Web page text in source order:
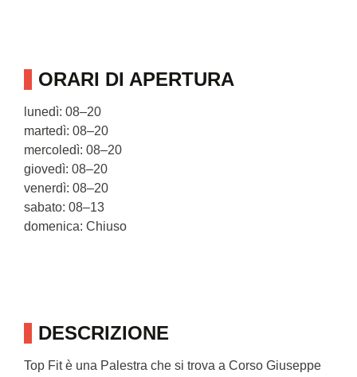
DESCRIZIONE
Top Fit è una Palestra che si trova a Corso Giuseppe
ORARI DI APERTURA
lunedì: 08–20
martedì: 08–20
mercoledì: 08–20
giovedì: 08–20
venerdì: 08–20
sabato: 08–13
domenica: Chiuso